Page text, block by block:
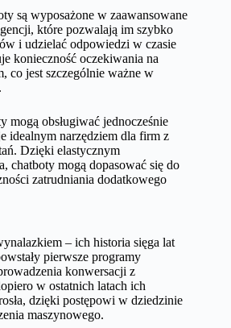
są wyposażone w zaawansowane
które pozwalają im szybko
i udzielać odpowiedzi w czasie
konieczność oczekiwania na
co jest szczególnie ważne w
mogą obsługiwać jednocześnie
idealnym narzędziem dla firm z
Dzięki elastycznym
chatboty mogą dopasować się do
zatrudniania dodatkowego
– ich historia sięga lat
pierwsze programy
konwersacji z
w ostatnich latach ich
dzięki postępowi w dziedzinie
maszynowego.